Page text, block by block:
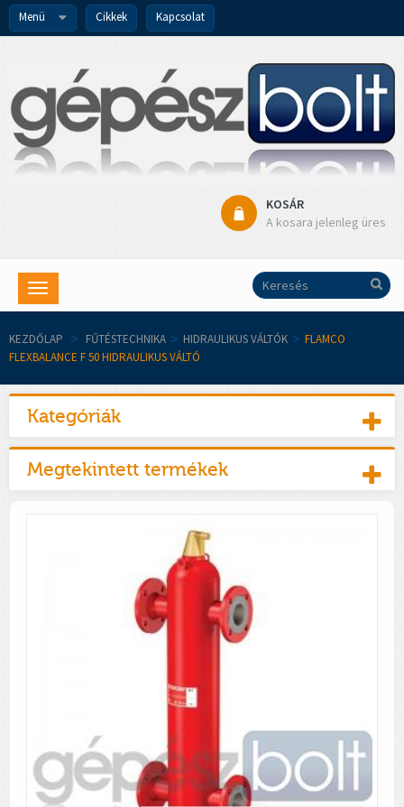
Menü Cikkek Kapcsolat
KOSÁR
A kosara jelenleg üres
Toggle
navigation
KEZDŐLAP > FŰTÉSTECHNIKA > HIDRAULIKUS VÁLTÓK > FLAMCO
FLEXBALANCE F 50 HIDRAULIKUS VÁLTÓ
Kategóriák
Megtekintett termékek